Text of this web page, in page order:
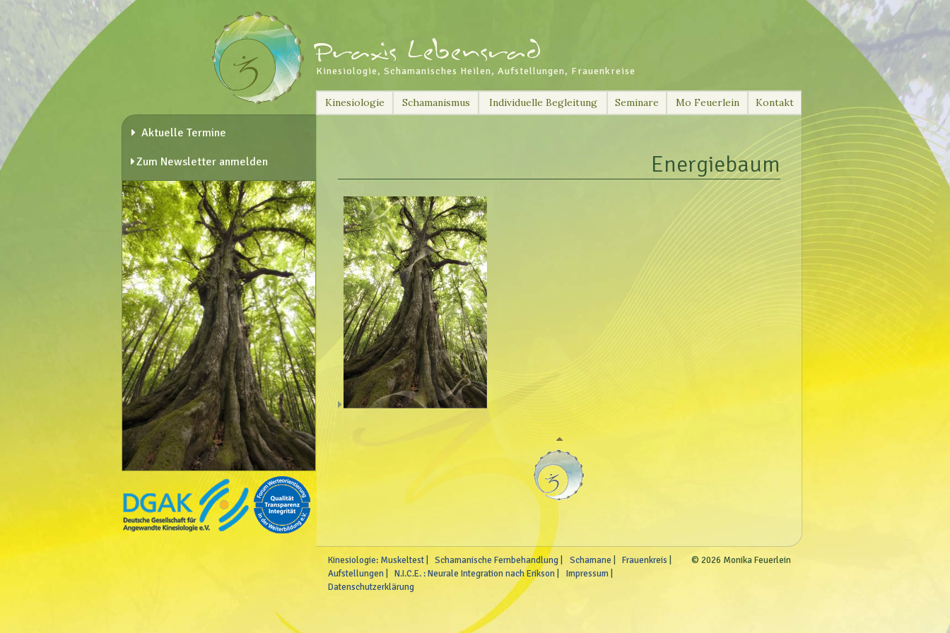
Kinesiologie, Schamanisches Heilen, Aufstellungen, Frauenkreise
Skip
to
Kinesiologie Schamanismus Individuelle Begleitung Seminare Mo Feuerlein Kontakt
Energiebaum
Aktuelle Termine
Zum Newsletter anmelden
Kinesiologie: Muskeltest Schamanische Fernbehandlung Schamane
Frauenkreis
Aufstellungen
N.I.C.E. : Neurale Integration nach Erikson
Impressum
Datenschutzerklärung
© 2026 Monika Feuerlein